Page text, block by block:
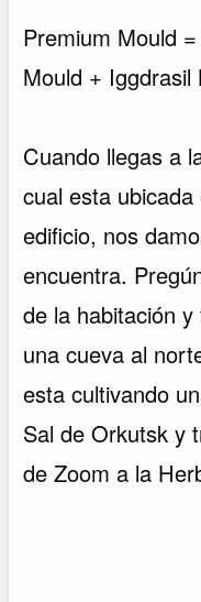
Premium Mould
Mould + Iggdrasil
Cuando llegas a
cual esta
edificio, nos
encuentra.
de la habitación
una cueva al
esta cultivando
Sal de Orkutsk y
de Zoom a la